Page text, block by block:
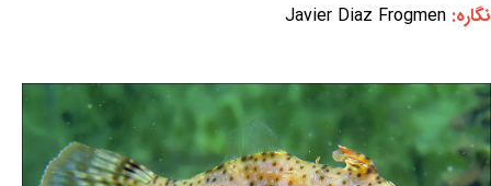
نگاره: Javier Diaz Frogmen